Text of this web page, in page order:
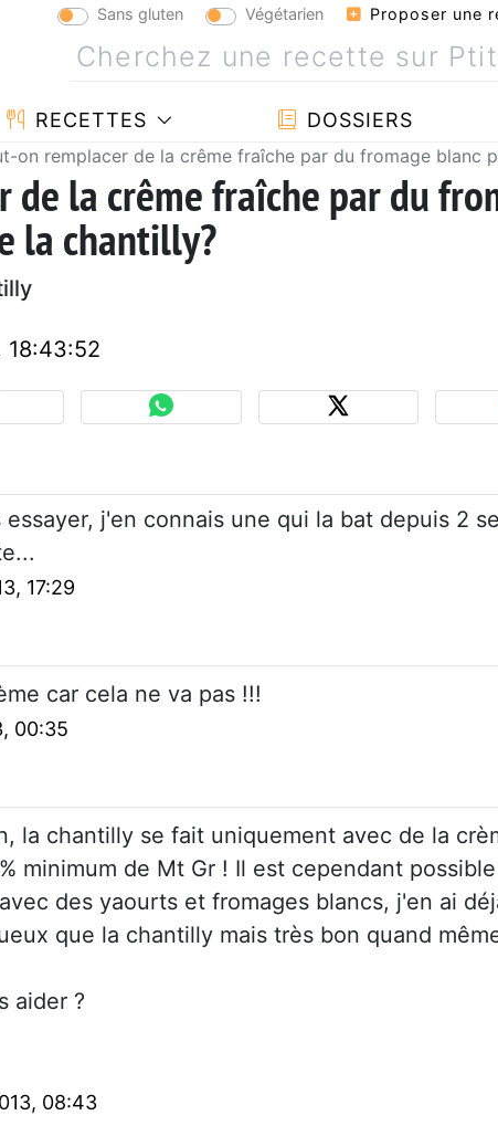
Sans gluten Végétarien Proposer une
RECETTES DOSSIERS
on remplacer de la crême fraîche par du fromage blanc
de la crême fraîche par du
la chantilly?
18:43:52
j'en connais une qui la bat depuis 2
17:29
car cela ne va pas !!!
00:35
la chantilly se fait uniquement avec de la
minimum de Mt Gr ! Il est cependant
des yaourts et fromages blancs, j'en ai
que la chantilly mais très bon quand
aider ?
08:43